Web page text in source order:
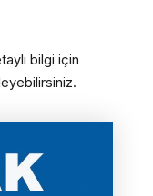
bilgi için